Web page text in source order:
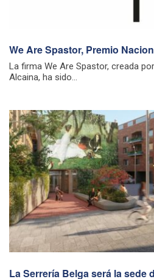
We Are Spastor, Premio
La firma We Are Spastor, creada
Alcaina, ha sido...
La Serrería Belga será la sede